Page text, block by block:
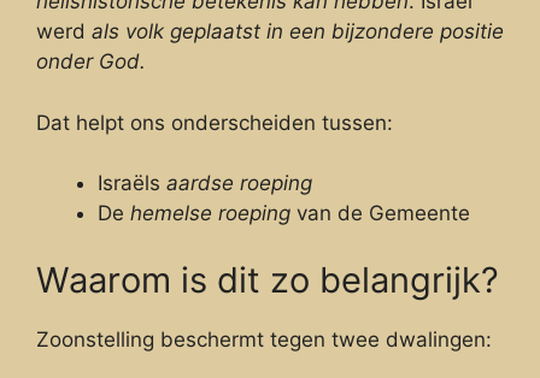
werd als volk geplaatst in een bijzondere positie
onder God.
Dat helpt ons onderscheiden tussen:
Israëls aardse roeping
De hemelse roeping van de Gemeente
Waarom is dit zo belangrijk?
Zoonstelling beschermt tegen twee dwalingen: